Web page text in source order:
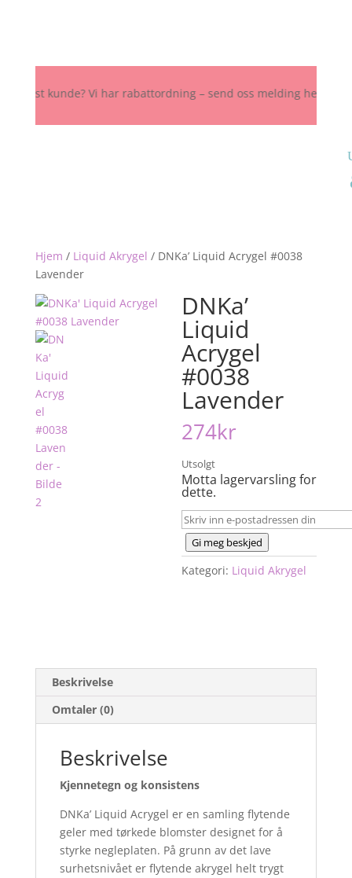
kunde? Vi har rabattordning – send oss melding her, på
Hjem / Liquid Akrygel / DNKa’ Liquid Acrygel #0038
Lavender
DNKa’
Liquid
Acrygel
#0038
Lavender
274kr
Utsolgt
Motta lagervarsling for
dette.
Gi meg beskjed
Kategori: Liquid Akrygel
Beskrivelse
Omtaler (0)
Beskrivelse
Kjennetegn og konsistens
DNKa’ Liquid Acrygel er en samling flytende
geler med tørkede blomster designet for å
styrke negleplaten. På grunn av det lave
surhetsnivået er flytende akrygel helt trygt